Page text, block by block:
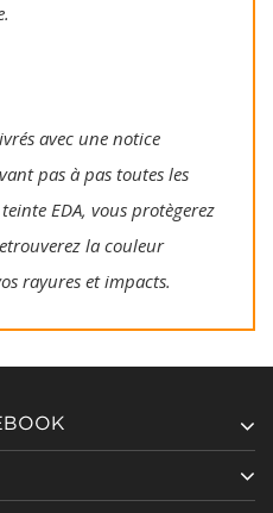
avec une notice
pas à pas toutes les
EDA, vous protègerez
la couleur
rayures et impacts.